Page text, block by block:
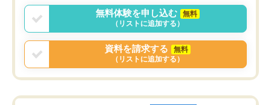
無料体験を申し込む
無料
（リストに追加する）
資料を請求する
無料
（リストに追加する）